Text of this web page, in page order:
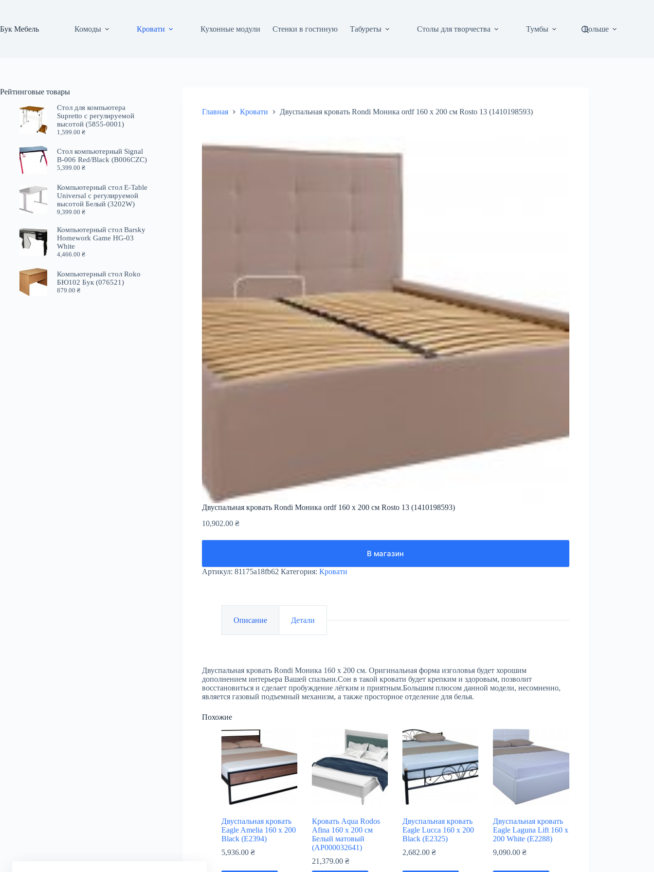
Бук Мебель
Комоды Кровати Кухонные модули Стенки в гостиную Табуреты Столы для творчества Тумбы Больше
Главная Кровати Двуспальная кровать Rondi Моника ordf 160 х 200 см Rosto 13 (1410198593)
Двуспальная кровать Rondi Моника ordf 160 х 200 см Rosto 13 (1410198593)
10,902.00 ₴
В магазин
Артикул: 81175a18fb62 Категория: Кровати
Описание Детали
Двуспальная кровать Rondi Моника 160 х 200 см. Оригинальная форма изголовья будет хорошим
дополнением интерьера Вашей спальни.Сон в такой кровати будет крепким и здоровым, позволит
восстановиться и сделает пробуждение лёгким и приятным.Большим плюсом данной модели, несомненно,
является газовый подъемный механизм, а также просторное отделение для белья.
Похожие
Двуспальная кровать
Eagle Amelia 160 x 200
Black (Е2394)
5,936.00 ₴
Кровать Aqua Rodos
Afina 160 х 200 см
Белый матовый
(АР000032641)
21,379.00₴
Двуспальная кровать
Eagle Lucca 160 x 200
Black (E2325)
2,682.00₴
Двуспальная кровать
Eagle Laguna Lift 160 x
200 White (E2288)
9,090.00₴
Рейтинговые товары
Стол для компьютера
Supretto с регулируемой
высотой (5855-0001)
1,599.00₴
Стол компьютерный Signal
B-006 Red/Black (B006CZC)
5,399.00₴
Компьютерный стол E-Table
Universal с регулируемой
высотой Белый (3202W)
9,399.00₴
Компьютерный стол Barsky
Homework Game HG-03
White
4,466.00₴
Компьютерный стол Roko
БЮ102 Бук (076521)
879.00₴